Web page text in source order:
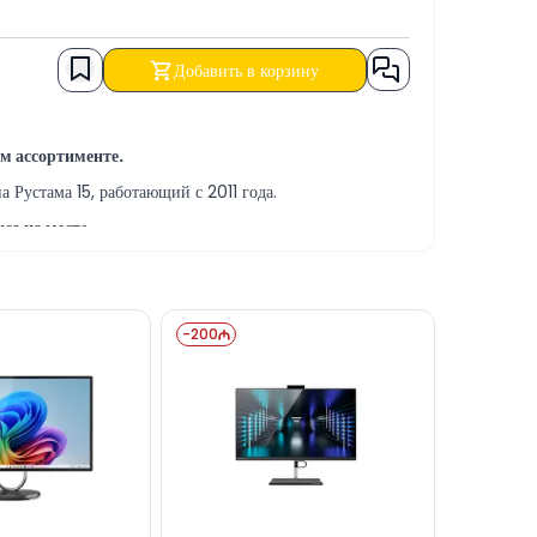
Добавить в корзину
15, работающий с 2011 года.
на месте.
РАСЧЁТ, БЕЗНАЛИЧНЫЙ ПЕРЕВОД, а также в
сайт.
на нашем сайте.
-200